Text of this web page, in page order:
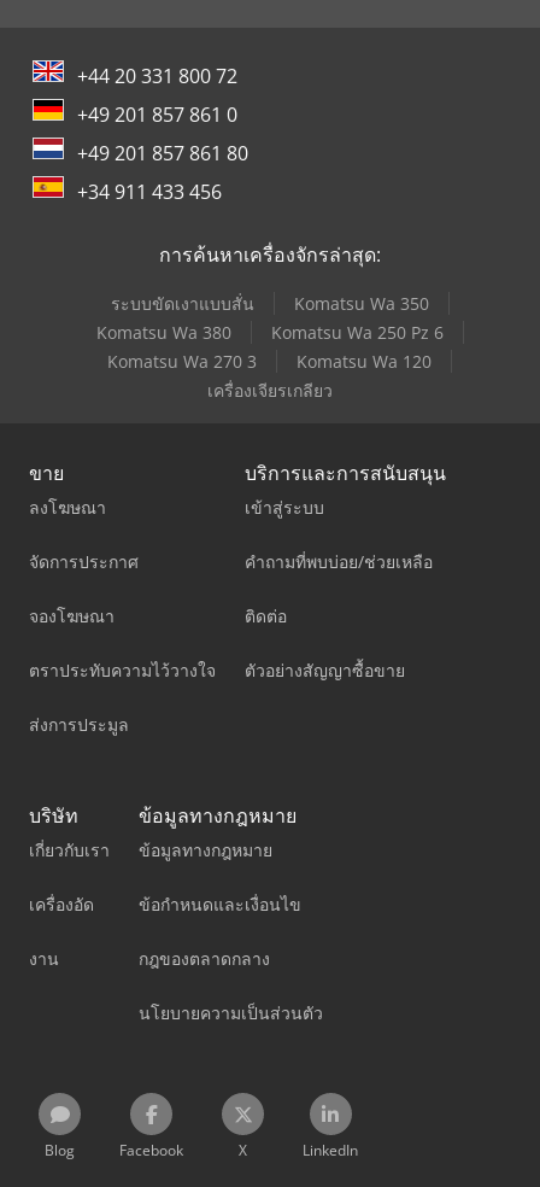
+44 20 331 800 72
+49 201 857 861 0
+49 201 857 861 80
+34 911 433 456
การค้นหาเครื่องจักรล่าสุด:
ระบบขัดเงาแบบสั่น
Komatsu Wa 350
Komatsu Wa 380
Komatsu Wa 250 Pz 6
Komatsu Wa 270 3
Komatsu Wa 120
เครื่องเจียรเกลียว
ขาย
ลงโฆษณา
จัดการประกาศ
จองโฆษณา
ตราประทับความไว้วางใจ
ส่งการประมูล
บริการและการสนับสนุน
เข้าสู่ระบบ
คำถามที่พบบ่อย/ช่วยเหลือ
ติดต่อ
ตัวอย่างสัญญาซื้อขาย
บริษัท
เกี่ยวกับเรา
เครื่องอัด
งาน
ข้อมูลทางกฎหมาย
ข้อมูลทางกฎหมาย
ข้อกำหนดและเงื่อนไข
กฎของตลาดกลาง
นโยบายความเป็นส่วนตัว
Blog Facebook X LinkedIn